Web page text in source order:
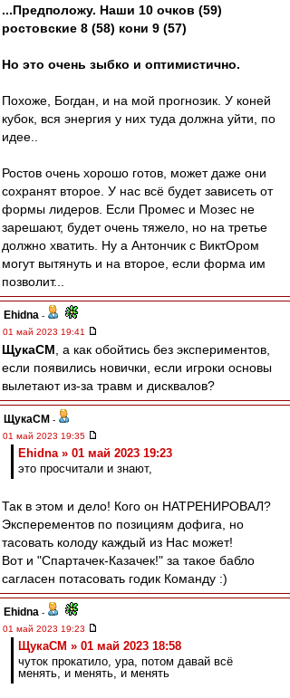
...Предположу. Наши 10 очков (59)
ростовские 8 (58) кони 9 (57)
Но это очень зыбко и оптимистично.
Похоже, Богдан, и на мой прогнозик. У коней
кубок, вся энергия у них туда должна уйти, по
идее..
Ростов очень хорошо готов, может даже они
сохранят второе. У нас всё будет зависеть от
формы лидеров. Если Промес и Мозес не
зарешают, будет очень тяжело, но на третье
должно хватить. Ну а Антончик с ВиктОром
могут вытянуть и на второе, если форма им
позволит...
Ehidna -
01 май 2023 19:41
ЩукаСМ , а как обойтись без экспериментов,
если появились новички, если игроки основы
вылетают из-за травм и дисквалов?
ЩукаСМ -
01 май 2023 19:35
Ehidna » 01 май 2023 19:23
это просчитали и знают,
Так в этом и дело! Кого он НАТРЕНИРОВАЛ?
Эксперементов по позициям дофига, но
тасовать колоду каждый из Нас может!
Вот и "Спартачек-Казачек!" за такое бабло
сагласен потасовать годик Команду :)
Ehidna -
01 май 2023 19:23
ЩукаСМ » 01 май 2023 18:58
чуток прокатило, ура, потом давай всё
менять, и менять, и менять